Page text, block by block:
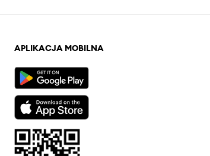
APLIKACJA MOBILNA